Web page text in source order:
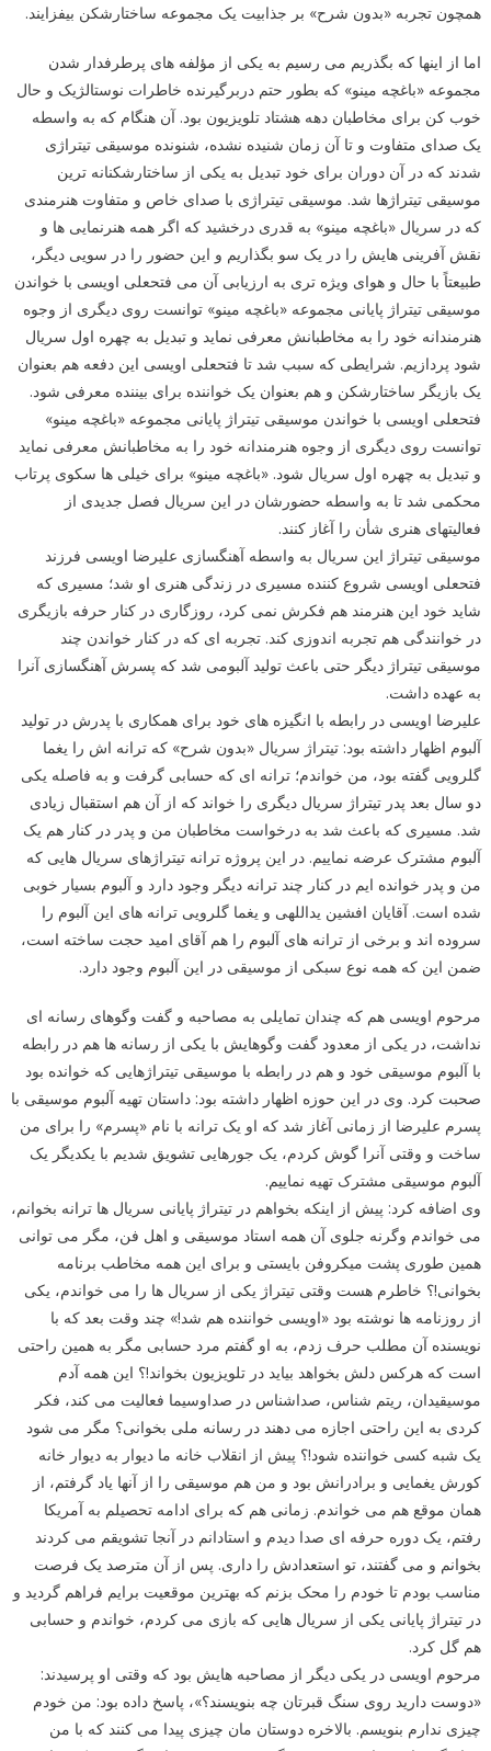
همچون تجربه «بدون شرح» بر جذابیت یک مجموعه ساختارشکن بیفزایند.
اما از اینها که بگذریم می رسیم به یکی از مؤلفه های پرطرفدار شدن
مجموعه «باغچه مینو» که بطور حتم دربرگیرنده خاطرات نوستالژیک و حال
خوب کن برای مخاطبان دهه هشتاد تلویزیون بود. آن هنگام که به واسطه
یک صدای متفاوت و تا آن زمان شنیده نشده، شنونده موسیقی تیتراژی
شدند که در آن دوران برای خود تبدیل به یکی از ساختارشکنانه ترین
موسیقی تیتراژها شد. موسیقی تیتراژی با صدای خاص و متفاوت هنرمندی
که در سریال «باغچه مینو» به قدری درخشید که اگر همه هنرنمایی ها و
نقش آفرینی هایش را در یک سو بگذاریم و این حضور را در سویی دیگر،
طبیعتاً با حال و هوای ویژه تری به ارزیابی آن می فتحعلی اویسی با خواندن
موسیقی تیتراژ پایانی مجموعه «باغچه مینو» توانست روی دیگری از وجوه
هنرمندانه خود را به مخاطبانش معرفی نماید و تبدیل به چهره اول سریال
شود پردازیم. شرایطی که سبب شد تا فتحعلی اویسی این دفعه هم بعنوان
یک بازیگر ساختارشکن و هم بعنوان یک خواننده برای بیننده معرفی شود.
فتحعلی اویسی با خواندن موسیقی تیتراژ پایانی مجموعه «باغچه مینو»
توانست روی دیگری از وجوه هنرمندانه خود را به مخاطبانش معرفی نماید
و تبدیل به چهره اول سریال شود. «باغچه مینو» برای خیلی ها سکوی پرتاب
محکمی شد تا به واسطه حضورشان در این سریال فصل جدیدی از
فعالیتهای هنری شأن را آغاز کنند.
موسیقی تیتراژ این سریال به واسطه آهنگسازی علیرضا اویسی فرزند
فتحعلی اویسی شروع کننده مسیری در زندگی هنری او شد؛ مسیری که
شاید خود این هنرمند هم فکرش نمی کرد، روزگاری در کنار حرفه بازیگری
در خوانندگی هم تجربه اندوزی کند. تجربه ای که در کنار خواندن چند
موسیقی تیتراژ دیگر حتی باعث تولید آلبومی شد که پسرش آهنگسازی آنرا
به عهده داشت.
علیرضا اویسی در رابطه با انگیزه های خود برای همکاری با پدرش در تولید
آلبوم اظهار داشته بود: تیتراژ سریال «بدون شرح» که ترانه اش را یغما
گلرویی گفته بود، من خواندم؛ ترانه ای که حسابی گرفت و به فاصله یکی
دو سال بعد پدر تیتراژ سریال دیگری را خواند که از آن هم استقبال زیادی
شد. مسیری که باعث شد به درخواست مخاطبان من و پدر در کنار هم یک
آلبوم مشترک عرضه نماییم. در این پروژه ترانه تیتراژهای سریال هایی که
من و پدر خوانده ایم در کنار چند ترانه دیگر وجود دارد و آلبوم بسیار خوبی
شده است. آقایان افشین یداللهی و یغما گلرویی ترانه های این آلبوم را
سروده اند و برخی از ترانه های آلبوم را هم آقای امید حجت ساخته است،
ضمن این که همه نوع سبکی از موسیقی در این آلبوم وجود دارد.
مرحوم اویسی هم که چندان تمایلی به مصاحبه و گفت وگوهای رسانه ای
نداشت، در یکی از معدود گفت وگوهایش با یکی از رسانه ها هم در رابطه
با آلبوم موسیقی خود و هم در رابطه با موسیقی تیتراژهایی که خوانده بود
صحبت کرد. وی در این حوزه اظهار داشته بود: داستان تهیه آلبوم موسیقی با
پسرم علیرضا از زمانی آغاز شد که او یک ترانه با نام «پسرم» را برای من
ساخت و وقتی آنرا گوش کردم، یک جورهایی تشویق شدیم با یکدیگر یک
آلبوم موسیقی مشترک تهیه نماییم.
وی اضافه کرد: پیش از اینکه بخواهم در تیتراژ پایانی سریال ها ترانه بخوانم،
می خواندم وگرنه جلوی آن همه استاد موسیقی و اهل فن، مگر می توانی
همین طوری پشت میکروفن بایستی و برای این همه مخاطب برنامه
بخوانی!؟ خاطرم هست وقتی تیتراژ یکی از سریال ها را می خواندم، یکی
از روزنامه ها نوشته بود «اویسی خواننده هم شد!» چند وقت بعد که با
نویسنده آن مطلب حرف زدم، به او گفتم مرد حسابی مگر به همین راحتی
است که هرکس دلش بخواهد بیاید در تلویزیون بخواند!؟ این همه آدم
موسیقیدان، ریتم شناس، صداشناس در صداوسیما فعالیت می کند، فکر
کردی به این راحتی اجازه می دهند در رسانه ملی بخوانی؟ مگر می شود
یک شبه کسی خواننده شود!؟ پیش از انقلاب خانه ما دیوار به دیوار خانه
کورش یغمایی و برادرانش بود و من هم موسیقی را از آنها یاد گرفتم، از
همان موقع هم می خواندم. زمانی هم که برای ادامه تحصیلم به آمریکا
رفتم، یک دوره حرفه ای صدا دیدم و استادانم در آنجا تشویقم می کردند
بخوانم و می گفتند، تو استعدادش را داری. پس از آن مترصد یک فرصت
مناسب بودم تا خودم را محک بزنم که بهترین موقعیت برایم فراهم گردید و
در تیتراژ پایانی یکی از سریال هایی که بازی می کردم، خواندم و حسابی
هم گل کرد.
مرحوم اویسی در یکی دیگر از مصاحبه هایش بود که وقتی او پرسیدند:
«دوست دارید روی سنگ قبرتان چه بنویسند؟»، پاسخ داده بود: من خودم
چیزی ندارم بنویسم. بالاخره دوستان مان چیزی پیدا می کنند که با من